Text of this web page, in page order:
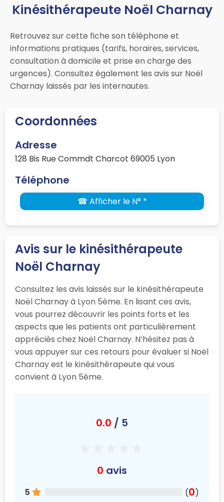
Kinésithérapeute Noël Charnay
Retrouvez sur cette fiche son téléphone et
informations pratiques (tarifs, horaires, services,
consultation à domicile et prise en charge des
urgences). Consultez également les avis sur Noël
Charnay laissés par les internautes.
Coordonnées
Adresse
128 Bis Rue Commdt Charcot 69005 Lyon
Téléphone
☎ Afficher le N° *
Avis sur le kinésithérapeute
Noël Charnay
Consultez les avis laissés sur le kinésithérapeute
Noël Charnay à Lyon 5ème. En lisant ces avis,
vous pourrez découvrir les points forts et les
aspects que les patients ont particulièrement
appréciés chez Noël Charnay. N’hésitez pas à
vous appuyer sur ces retours pour évaluer si Noël
Charnay est le kinésithérapeute qui vous
convient à Lyon 5ème.
0.0 / 5
0 avis
5 (0)